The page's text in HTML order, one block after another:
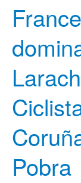
Pobra